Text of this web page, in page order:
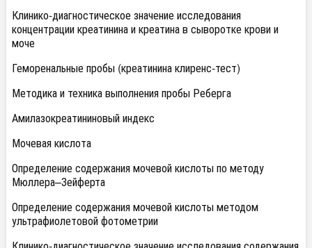
Клинико-диагностическое значение исследования
концентрации креатинина и креатина в сыворотке крови и
моче
Геморенальные пробы (креатинина клиренс-тест)
Методика и техника выполнения пробы Реберга
Амилазокреатининовый индекс
Мочевая кислота
Определение содержания мочевой кислоты по методу
Мюллера–Зейферта
Определение содержания мочевой кислоты методом
ультрафиолетовой фотометрии